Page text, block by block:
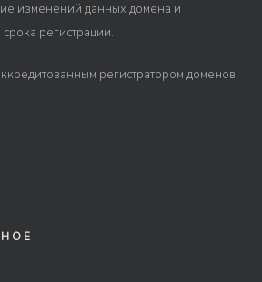
изменений данных домена и
регистрации.
регистратором доменов